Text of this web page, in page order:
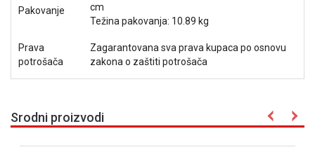
Pakovanje
cm
Težina pakovanja: 10.89 kg
Prava
potrošača
Zagarantovana sva prava kupaca po osnovu
zakona o zaštiti potrošača
Srodni proizvodi